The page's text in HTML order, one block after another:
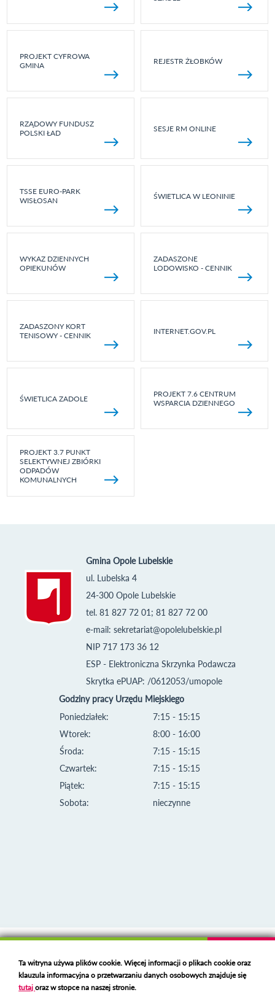
PROJEKT CYFROWA
GMINA
REJESTR ŻŁOBKÓW
RZĄDOWY FUNDUSZ
POLSKI ŁAD
SESJE RM ONLINE
TSSE EURO-PARK
WISŁOSAN
ŚWIETLICA W LEONINIE
WYKAZ DZIENNYCH
OPIEKUNÓW
ZADASZONE
LODOWISKO - CENNIK
ZADASZONY KORT
TENISOWY - CENNIK
INTERNET.GOV.PL
ŚWIETLICA ZADOLE
PROJEKT 7.6 CENTRUM
WSPARCIA DZIENNEGO
PROJEKT 3.7 PUNKT
SELEKTYWNEJ ZBIÓRKI
ODPADÓW
KOMUNALNYCH
Gmina Opole Lubelskie
ul. Lubelska 4
24-300 Opole Lubelskie
tel. 81 827 72 01; 81 827 72 00
e-mail: sekretariat@opolelubelskie.pl
NIP 717 173 36 12
ESP - Elektroniczna Skrzynka Podawcza
Skrytka ePUAP: /0612053/umopole
Godziny pracy Urzędu Miejskiego
Poniedziałek:
Wtorek:
Środa:
Czwartek:
Piątek:
Sobota:
7:15 - 15:15
8:00 - 16:00
7:15 - 15:15
7:15 - 15:15
7:15 - 15:15
nieczynne
Deklaracja dostępności
Polski serwer RBL
https://polspam.pl/
Ta witryna używa plików cookie. Więcej informacji o plikach cookie oraz
klauzula informacyjna o przetwarzaniu danych osobowych znajduje się
tutajoraz w stopce na naszej stronie.